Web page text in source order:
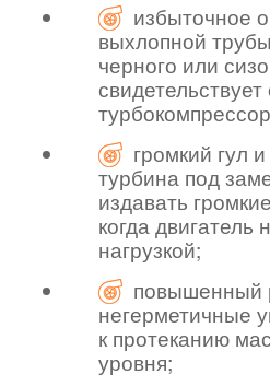
избыточное
выхлопной
черного или
громкий гул
турбина под
издавать
когда двигатель
нагрузкой;
повышенный
негерметичные
к протеканию
уровня;